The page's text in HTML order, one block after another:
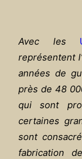
Avec les
représentent
années de
près de 48
qui sont
certaines
sont
fabrication